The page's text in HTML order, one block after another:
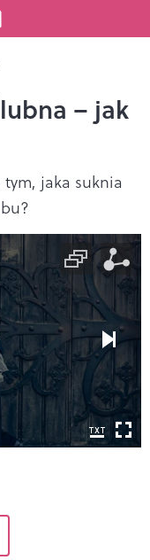
– jak
jaka suknia